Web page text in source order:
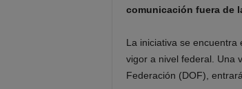
comunicación fuera de
La iniciativa se
vigor a nivel federal. Una
Federación (DOF),